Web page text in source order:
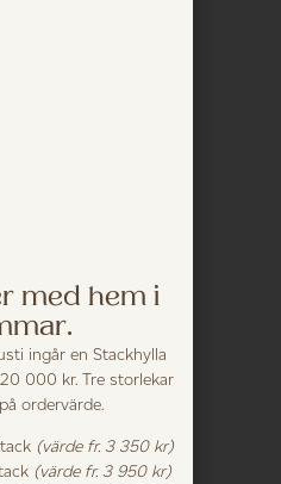
med hem i
ingår en Stackhylla
000 kr. Tre storlekar
ordervärde.
(värde fr. 3 350 kr)
(värde fr. 3 950 kr)